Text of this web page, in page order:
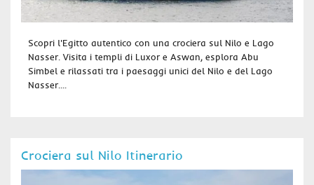
Scopri l'Egitto autentico con una crociera sul Nilo e Lago
Nasser. Visita i templi di Luxor e Aswan, esplora Abu
Simbel e rilassati tra i paesaggi unici del Nilo e del Lago
Nasser....
Crociera sul Nilo Itinerario